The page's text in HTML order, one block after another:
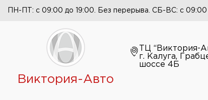
ПН-ПТ: с 09:00 до 19:00. Без перерыва. СБ-ВС: с 09:00
Виктория-Авто
ТЦ “Виктория-
г. Калуга,
шоссе 4Б